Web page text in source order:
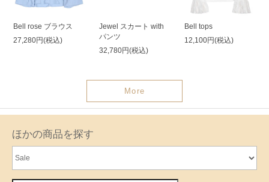
Bell rose ブラウス
27,280円(税込)
Jewel スカート with
パンツ
32,780円(税込)
Bell tops
12,100円(税込)
More
ほかの商品を探す